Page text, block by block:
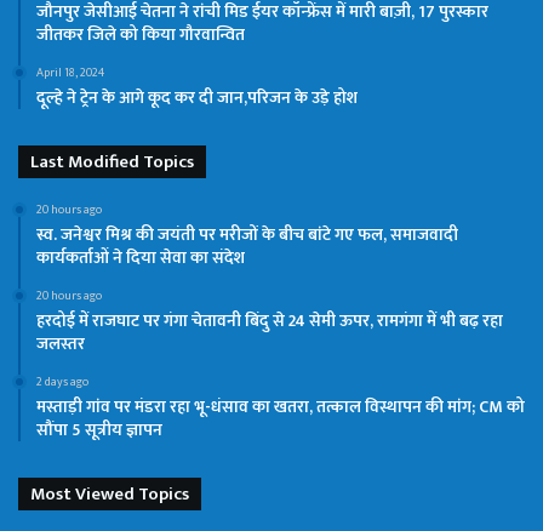
जौनपुर जेसीआई चेतना ने रांची मिड ईयर कॉन्फ्रेंस में मारी बाज़ी, 17 पुरस्कार
जीतकर जिले को किया गौरवान्वित
April 18, 2024
दूल्हे ने ट्रेन के आगे कूद कर दी जान,परिजन के उड़े होश
Last Modified Topics
20 hours ago
स्व. जनेश्वर मिश्र की जयंती पर मरीजों के बीच बांटे गए फल, समाजवादी
कार्यकर्ताओं ने दिया सेवा का संदेश
20 hours ago
हरदोई में राजघाट पर गंगा चेतावनी बिंदु से 24 सेमी ऊपर, रामगंगा में भी बढ़ रहा
जलस्तर
2 days ago
मस्ताड़ी गांव पर मंडरा रहा भू-धंसाव का खतरा, तत्काल विस्थापन की मांग; CM को
सौंपा 5 सूत्रीय ज्ञापन
Most Viewed Topics